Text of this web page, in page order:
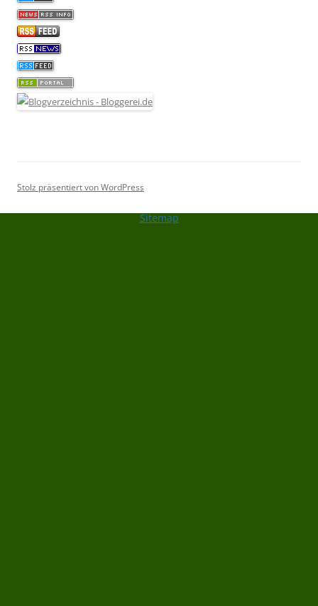
Stolz präsentiert von WordPress
Sitemap